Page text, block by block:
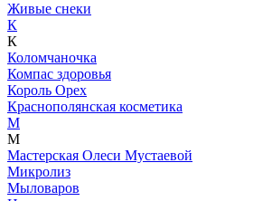
Живые снеки
К
К
Коломчаночка
Компас здоровья
Король Орех
Краснополянская косметика
М
М
Мастерская Олеси Мустаевой
Микролиз
Мыловаров